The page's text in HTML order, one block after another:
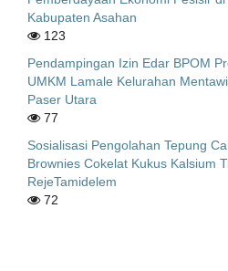
Kabupaten Asahan
123
Pendampingan Izin Edar BPOM
UMKM Lamale Kelurahan
Paser Utara
77
Sosialisasi Pengolahan Tepung
Brownies Cokelat Kukus Kalsium
RejeTamidelem
72